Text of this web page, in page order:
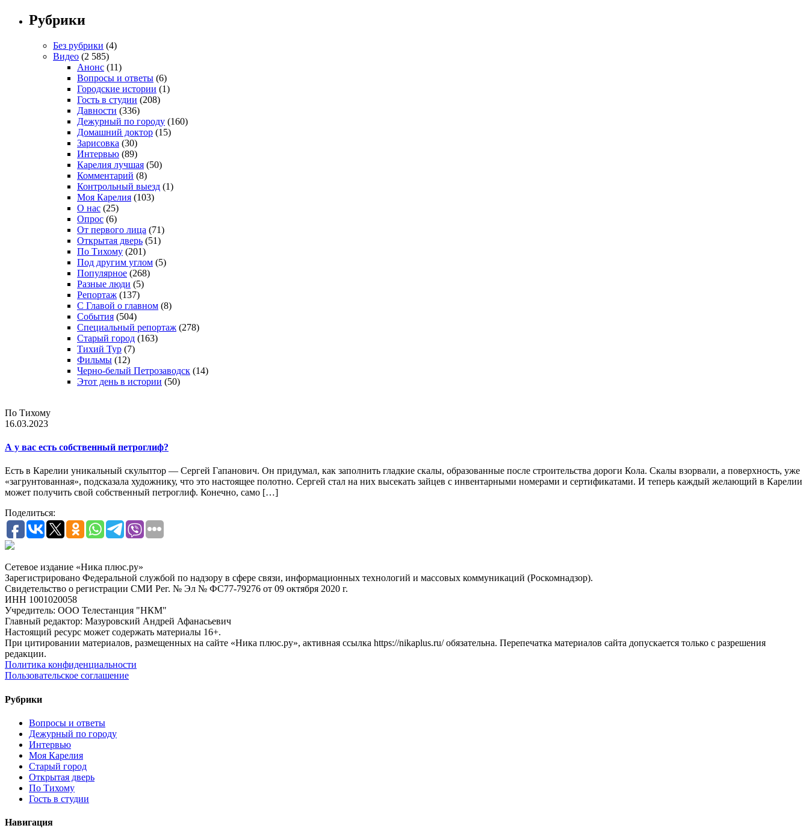
Рубрики
Без рубрики (4)
Видео (2 585)
Анонс (11)
Вопросы и ответы (6)
Городские истории (1)
Гость в студии (208)
Давности (336)
Дежурный по городу (160)
Домашний доктор (15)
Зарисовка (30)
Интервью (89)
Карелия лучшая (50)
Комментарий (8)
Контрольный выезд (1)
Моя Карелия (103)
О нас (25)
Опрос (6)
От первого лица (71)
Открытая дверь (51)
По Тихому (201)
Под другим углом (5)
Популярное (268)
Разные люди (5)
Репортаж (137)
С Главой о главном (8)
События (504)
Специальный репортаж (278)
Старый город (163)
Тихий Тур (7)
Фильмы (12)
Черно-белый Петрозаводск (14)
Этот день в истории (50)
По Тихому
16.03.2023
А у вас есть собственный петроглиф?
Есть в Карелии уникальный скульптор — Сергей Гапанович. Он придумал, как заполнить гладкие скалы, образованные после строительства дороги Кола. Скалы взорвали, а поверхность, уже
«загрунтованная», подсказала художнику, что это настоящее полотно. Сергей стал на них высекать зайцев с инвентарными номерами и сертификатами. И теперь каждый желающий в Карелии
может получить свой собственный петроглиф. Конечно, само […]
Поделиться:
Сетевое издание «Ника плюс.ру»
Зарегистрировано Федеральной службой по надзору в сфере связи, информационных технологий и массовых коммуникаций (Роскомнадзор).
Свидетельство о регистрации СМИ Рег. № Эл № ФС77-79276 от 09 октября 2020 г.
ИНН 1001020058
Учредитель: ООО Телестанция "НКМ"
Главный редактор: Мазуровский Андрей Афанасьевич
Настоящий ресурс может содержать материалы 16+.
При цитировании материалов, размещенных на сайте «Ника плюс.ру», активная ссылка https://nikaplus.ru/ обязательна. Перепечатка материалов сайта допускается только с разрешения
редакции.
Политика конфиденциальности
Пользовательское соглашение
Рубрики
Вопросы и ответы
Дежурный по городу
Интервью
Моя Карелия
Старый город
Открытая дверь
По Тихому
Гость в студии
Навигация